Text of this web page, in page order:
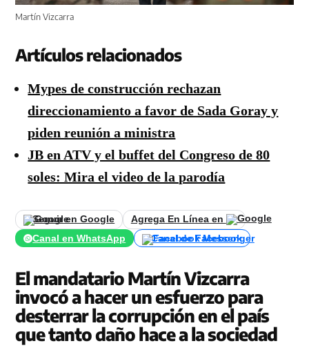
Martín Vizcarra
Artículos relacionados
Mypes de construcción rechazan
direccionamiento a favor de Sada Goray y
piden reunión a ministra
JB en ATV y el buffet del Congreso de 80
soles: Mira el video de la parodía
Seguir en Google
Agrega En Línea en
Canal en WhatsApp
Canal de Facebook
El mandatario Martín Vizcarra
invocó a hacer un esfuerzo para
desterrar la corrupción en el país
que tanto daño hace a la sociedad